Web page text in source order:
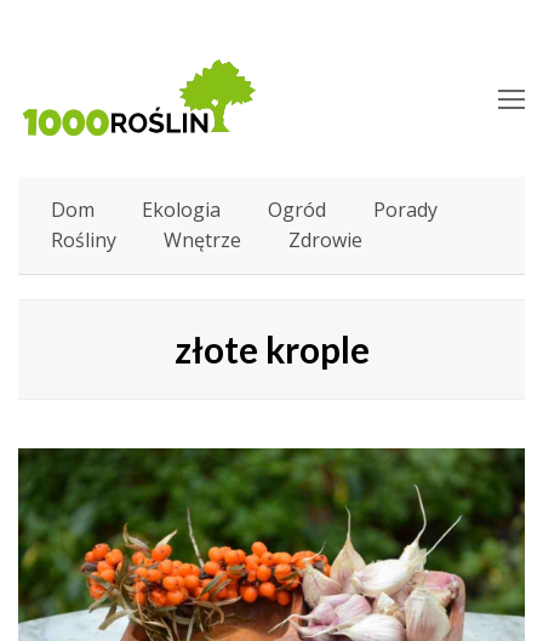
Dom Ekologia Ogród
Porady
Rośliny
Wnętrze Zdrowie
złote krople